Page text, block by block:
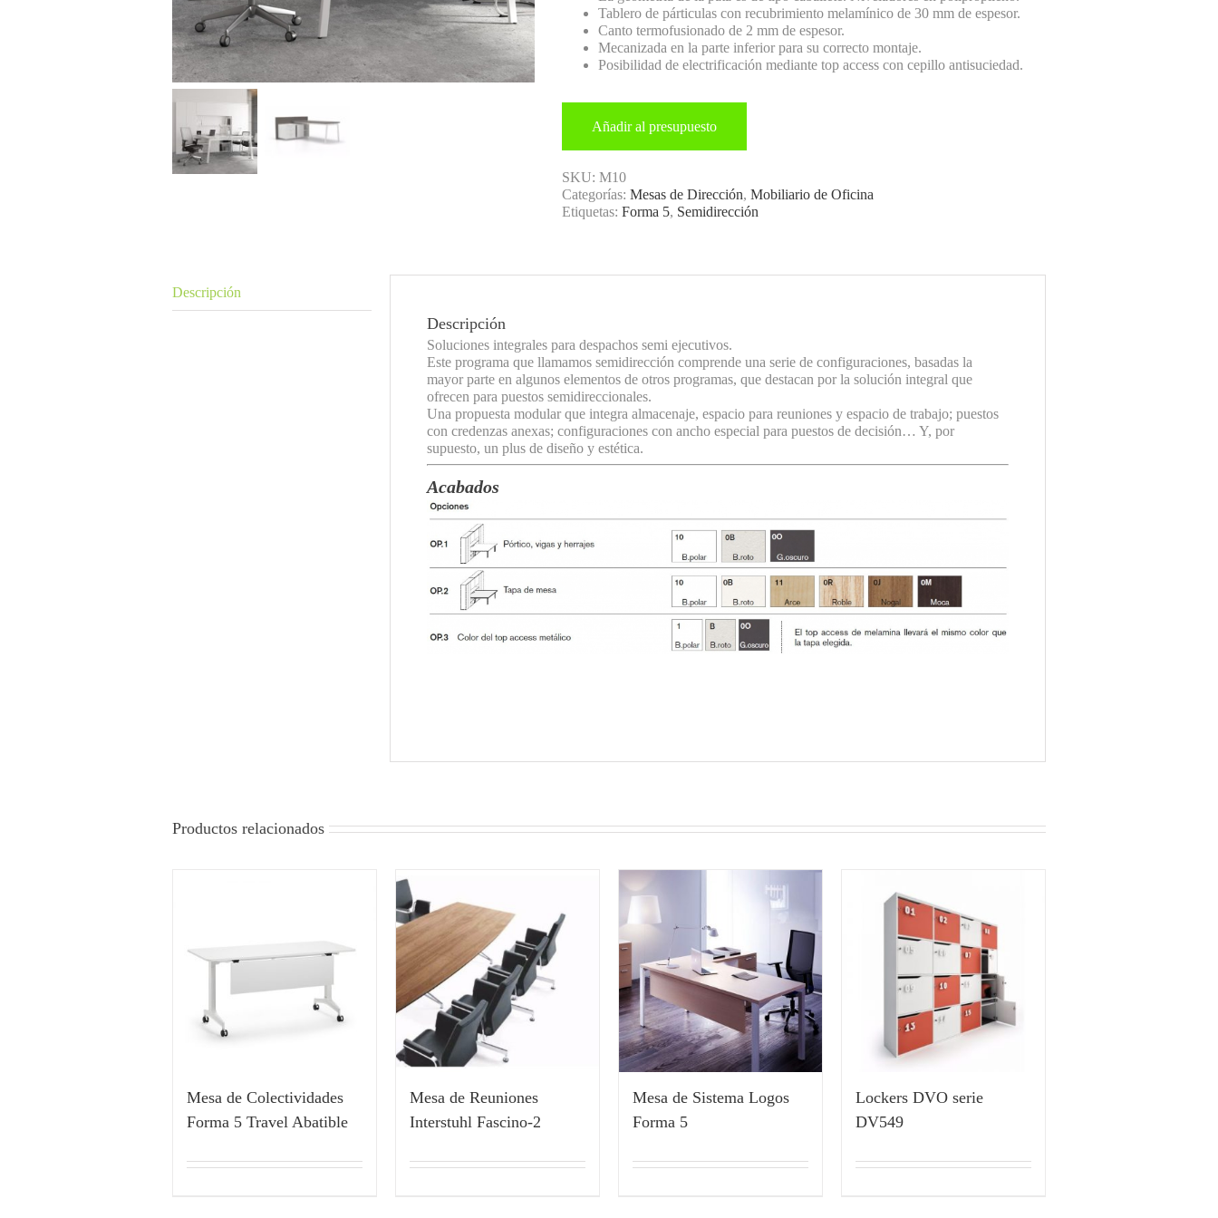
Tablero de párticulas con recubrimiento melamínico de 30 mm de espesor.
Canto termofusionado de 2 mm de espesor.
Mecanizada en la parte inferior para su correcto montaje.
Posibilidad de electrificación mediante top access con cepillo antisuciedad.
Añadir al presupuesto
SKU:M10
Categorías:Mesas de Dirección,Mobiliario de Oficina
Etiquetas:Forma 5, Semidirección
Descripción
Descripción
Soluciones integrales para despachos semi ejecutivos.
Este programa que llamamos semidirección comprende una serie de configuraciones, basadas la
mayor parte en algunos elementos de otros programas, que destacan por la solución integral que
ofrecen para puestos semidireccionales.
Una propuesta modular que integra almacenaje, espacio para reuniones y espacio de trabajo; puestos
con credenzas anexas; configuraciones con ancho especial para puestos de decisión… Y, por
supuesto, un plus de diseño y estética.
Acabados
Productos relacionados
Mesa de Colectividades
Forma 5 Travel Abatible
Mesa de Reuniones
Interstuhl Fascino-2
Mesa de Sistema Logos
Forma 5
Lockers DVO serie
DV549